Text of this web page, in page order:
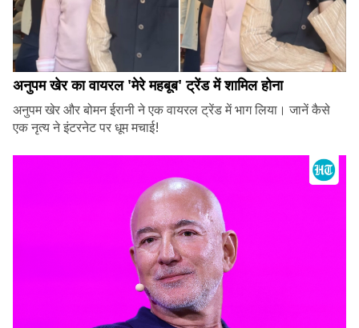
अनुपम खेर का वायरल 'मेरे महबूब' ट्रेंड में शामिल होना
अनुपम खेर और बोमन ईरानी ने एक वायरल ट्रेंड में भाग लिया। जानें कैसे
एक नृत्य ने इंटरनेट पर धूम मचाई!